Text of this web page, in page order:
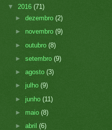
▼ 2016 (71)
►dezembro(2)
► novembro(9)
►outubro(8)
►setembro(9)
►agosto(3)
►julho(9)
►junho(11)
► maio(8)
►abril(6)